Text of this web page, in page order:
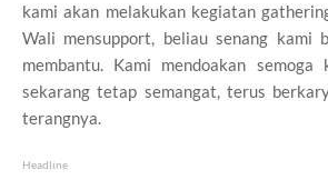
kami akan melakukan kegiatan
Wali mensupport, beliau senang kami
membantu. Kami mendoakan semoga
sekarang tetap semangat, terus
terangnya.
Headline